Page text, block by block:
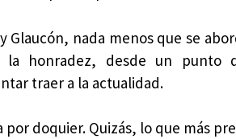
Glaucón, nada menos que se
honradez, desde un punto
traer a la actualidad.
doquier. Quizás, lo que más